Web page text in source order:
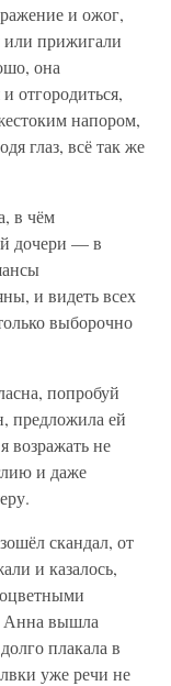
и ожог,
или прижигали
она
отгородиться,
напором,
глаз, всё так же
в чём
дочери — в
и видеть всех
выборочно
попробуй
предложила ей
возражать не
и даже
скандал, от
и казалось,
Анна вышла
плакала в
уже речи не